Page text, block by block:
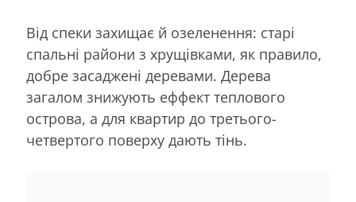
Від спеки захищає й озеленення: старі
спальні райони з хрущівками, як правило,
добре засаджені деревами. Дерева
загалом знижують еффект теплового
острова, а для квартир до третього-
четвертого поверху дають тінь.